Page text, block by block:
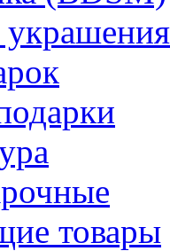
товары